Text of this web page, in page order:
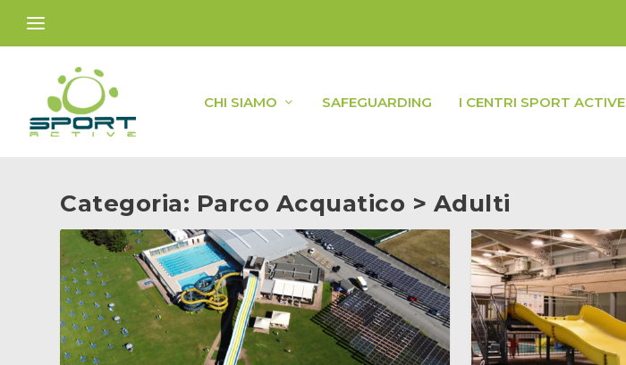
CHI SIAMO SAFEGUARDING I CENTRI SPORT ACTIVE
Categoria: Parco Acquatico > Adulti